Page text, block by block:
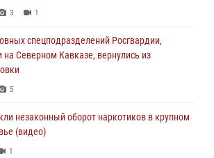
7386 раз выезжали по
охраняемых объектов в Подмосковье
1
3 1
спецподразделений Росгвардии,
Северном Кавказе, вернулись из
5
незаконный оборот наркотиков в крупном
(видео)
1